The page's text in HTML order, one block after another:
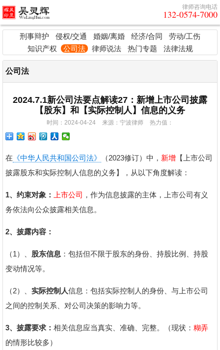
律师咨询电话
132-0574-7000
刑事辩护 侵权/交通 婚姻/离婚 经济/合同
劳动/工伤
知识产权
公司法 律师说法 热门专题 法律法规
公司法
2024.7.1新公司法要点解读27：新增上市公司披露
【股东】和【实际控制人】信息的义务
时间：2024-04-24 来源：宁波律师 热力值：
在 《中华人民共和国公司法》 （2023修订）中， 新增 【上市公司
披露股东和实际控制人信息的义务】，从以下角度解读：
1、约束对象： 上市公司 ，作为信息披露的主体，上市公司有义
务依法向公众披露相关信息。
2、披露内容：
（1）、 股东信息 ：包括但不限于股东的身份、持股比例、持股
变动情况等。
（2）、 实际控制人信息：包括实际控制人的身份、与上市公司
之间的控制关系、对公司决策的影响力等。
3、披露要求： 相关信息应当真实、准确、完整。（现状： 糊弄
的情形比较多）